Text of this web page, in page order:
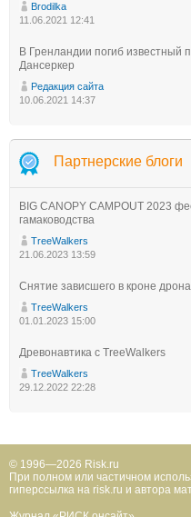
Brodilka
11.06.2021 12:41
В Гренландии погиб известный
Дансеркер
Редакция сайта
10.06.2021 14:37
Партнерские блоги
BIG CANOPY CAMPOUT 2023
гамаководства
TreeWalkers
21.06.2023 13:59
Снятие зависшего в кроне дрона
TreeWalkers
01.01.2023 15:00
Древонавтика с TreeWalkers
TreeWalkers
29.12.2022 22:28
© 1996—2026 Risk.ru
При полном или частичном
гиперссылка на risk.ru и автора